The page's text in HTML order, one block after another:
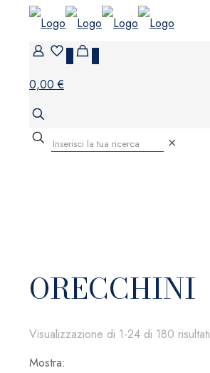
0,00 €
✕
ORECCHINI
Visualizzazione di 1-24 di 180 risultati
Mostra: